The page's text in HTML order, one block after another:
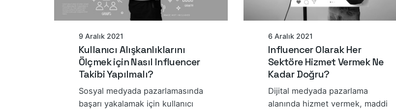
9 Aralık 2021
Kullanıcı Alışkanlıklarını
Ölçmek için Nasıl Influencer
Takibi Yapılmalı?
Sosyal medyada pazarlamasında
başarı yakalamak için kullanıcı
6 Aralık 2021
Influencer Olarak Her
Sektöre Hizmet Vermek Ne
Kadar Doğru?
Dijital medyada pazarlama
alanında hizmet vermek, maddi